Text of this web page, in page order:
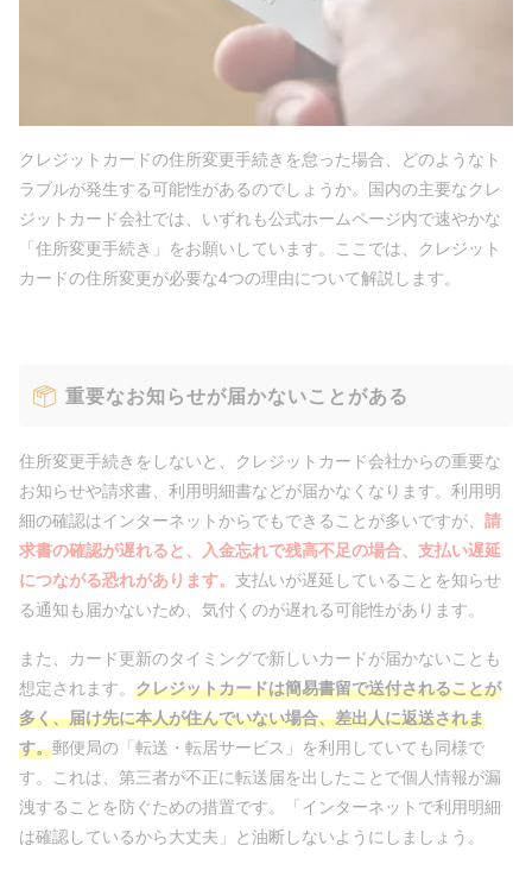
クレジットカードの住所変更手続きを怠った場合、どのようなト
ラブルが発生する可能性があるのでしょうか。国内の主要なクレ
ジットカード会社では、いずれも公式ホームページ内で速やかな
「住所変更手続き」をお願いしています。ここでは、クレジット
カードの住所変更が必要な4つの理由について解説します。
重要なお知らせが届かないことがある
住所変更手続きをしないと、クレジットカード会社からの重要な
お知らせや請求書、利用明細書などが届かなくなります。利用明
細の確認はインターネットからでもできることが多いですが、 請
求書の確認が遅れると、入金忘れで残高不足の場合、支払い遅延
につながる恐れがあります。 支払いが遅延していることを知らせ
る通知も届かないため、気付くのが遅れる可能性があります。
また、カード更新のタイミングで新しいカードが届かないことも
想定されます。 クレジットカードは簡易書留で送付されることが
多く、届け先に本人が住んでいない場合、差出人に返送されま
す。郵便局の「転送・転居サービス」を利用していても同様で
す。これは、第三者が不正に転送届を出したことで個人情報が漏
洩することを防ぐための措置です。「インターネットで利用明細
は確認しているから大丈夫」と油断しないようにしましょう。